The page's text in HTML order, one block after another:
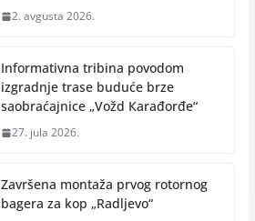
2. avgusta 2026.
Informativna tribina povodom
izgradnje trase buduće brze
saobraćajnice „Vožd Кarađorđe“
27. jula 2026.
Završena montaža prvog rotornog
bagera za kop „Radlјevo“